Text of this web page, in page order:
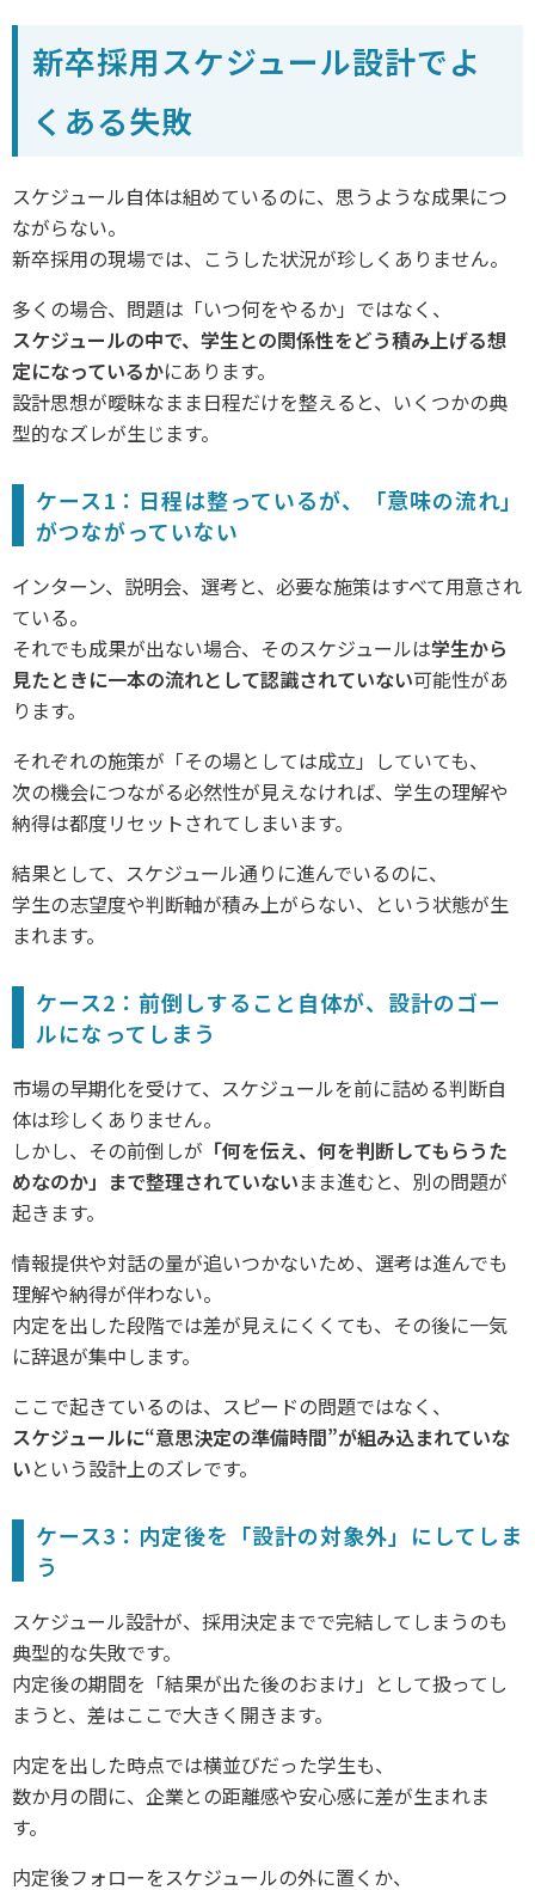
新卒採用スケジュール設計でよ
くある失敗
スケジュール自体は組めているのに、思うような成果につ
ながらない。
新卒採用の現場では、こうした状況が珍しくありません。
多くの場合、問題は「いつ何をやるか」ではなく、
スケジュールの中で、学生との関係性をどう積み上げる想
定になっているかにあります。
設計思想が曖昧なまま日程だけを整えると、いくつかの典
型的なズレが生じます。
ケース1：日程は整っているが、「意味の流れ」
がつながっていない
インターン、説明会、選考と、必要な施策はすべて用意され
ている。
それでも成果が出ない場合、そのスケジュールは学生から
見たときに一本の流れとして認識されていない可能性があ
ります。
それぞれの施策が「その場としては成立」していても、
次の機会につながる必然性が見えなければ、学生の理解や
納得は都度リセットされてしまいます。
結果として、スケジュール通りに進んでいるのに、
学生の志望度や判断軸が積み上がらない、という状態が生
まれます。
ケース2：前倒しすること自体が、設計のゴー
ルになってしまう
市場の早期化を受けて、スケジュールを前に詰める判断自
体は珍しくありません。
しかし、その前倒しが 「何を伝え、何を判断してもらうた
めなのか」まで整理されていないまま進むと、別の問題が
起きます。
情報提供や対話の量が追いつかないため、選考は進んでも
理解や納得が伴わない。
内定を出した段階では差が見えにくくても、その後に一気
に辞退が集中します。
ここで起きているのは、スピードの問題ではなく、
スケジュールに“意思決定の準備時間”が組み込まれていな
いという設計上のズレです。
ケース3：内定後を「設計の対象外」にしてしま
う
スケジュール設計が、採用決定までで完結してしまうのも
典型的な失敗です。
内定後の期間を「結果が出た後のおまけ」として扱ってし
まうと、差はここで大きく開きます。
内定を出した時点では横並びだった学生も、
数か月の間に、企業との距離感や安心感に差が生まれま
す。
内定後フォローをスケジュールの外に置くか、